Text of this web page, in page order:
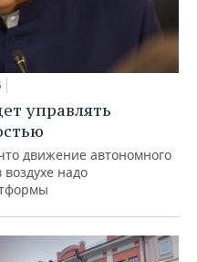
управлять
движение автономного
надо